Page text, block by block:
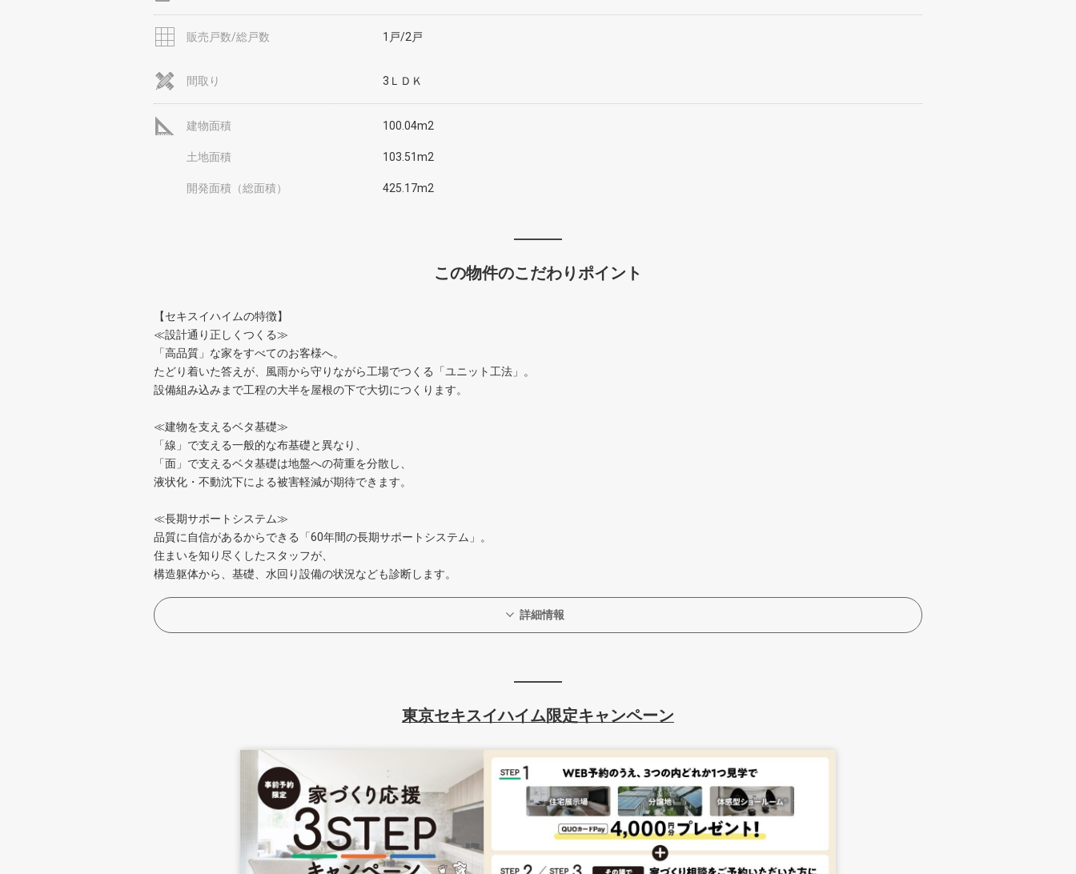
販売戸数/総戸数 1戸/2戸
間取り 3ＬＤＫ
建物面積 100.04m2
土地面積 103.51m2
開発面積（総面積） 425.17m2
この物件のこだわりポイント
【セキスイハイムの特徴】
≪設計通り正しくつくる≫
「高品質」な家をすべてのお客様へ。
たどり着いた答えが、風雨から守りながら工場でつくる「ユニット工法」。
設備組み込みまで工程の大半を屋根の下で大切につくります。
≪建物を支えるベタ基礎≫
「線」で支える一般的な布基礎と異なり、
「面」で支えるベタ基礎は地盤への荷重を分散し、
液状化・不動沈下による被害軽減が期待できます。
≪長期サポートシステム≫
品質に自信があるからできる「60年間の長期サポートシステム」。
住まいを知り尽くしたスタッフが、
構造躯体から、基礎、水回り設備の状況なども診断します。
詳細情報
東京セキスイハイム限定キャンペーン